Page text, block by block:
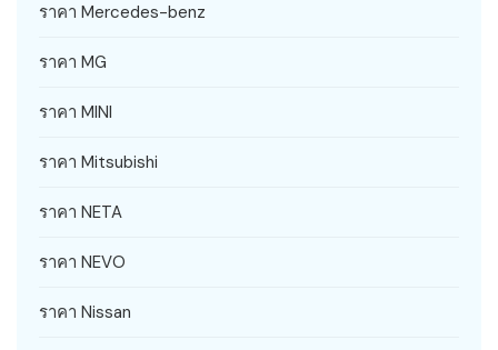
ราคา Mercedes-benz
ราคา MG
ราคา MINI
ราคา Mitsubishi
ราคา NETA
ราคา NEVO
ราคา Nissan